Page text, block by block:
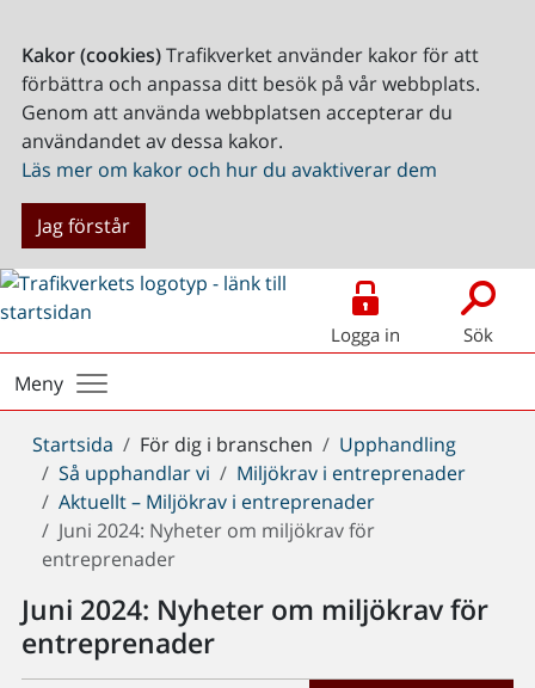
Kakor (cookies)Trafikverket använder kakor för att
förbättra och anpassa ditt besök på vår webbplats.
Genom att använda webbplatsen accepterar du
användandet av dessa kakor.
Läs mer om kakor och hur du avaktiverar dem
Jag förstår
Logga in Sök
Meny
Du
är
här:
Startsida För dig i branschen
Upphandling
Så upphandlar vi
Miljökrav i entreprenader
Aktuellt – Miljökrav i entreprenader
Juni 2024: Nyheter om miljökrav för
entreprenader
Juni 2024: Nyheter om miljökrav för
entreprenader